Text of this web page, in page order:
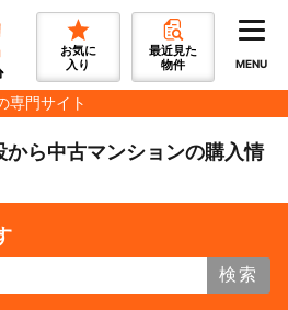
お気に
入り
最近見た
物件
MENU
専門サイト
ら中古マンションの購入情
検索